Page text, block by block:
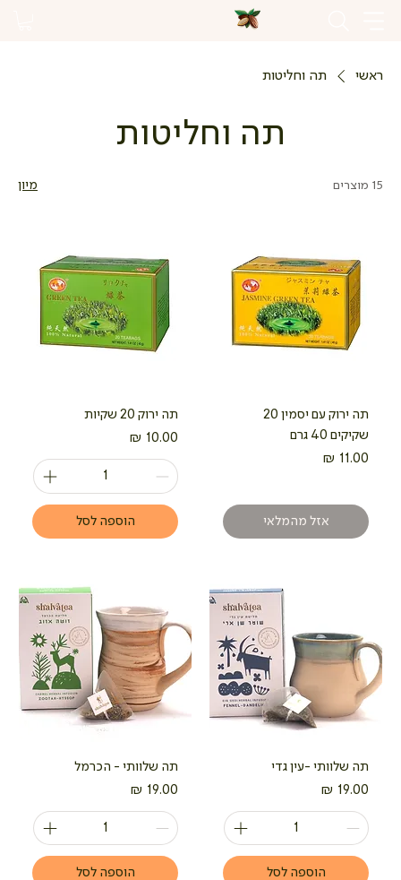
ראשי תה וחליטות
תה וחליטות
15 מוצרים מיון
תה ירוק עם יסמין 20
שקיקים 40 גרם
מחיר
אזל מהמלאי
תה ירוק 20 שקיות
מחיר
הוספה לסל
תה שלוותי -עין גדי
מחיר
הוספה לסל
תה שלוותי - הכרמל
מחיר
הוספה לסל